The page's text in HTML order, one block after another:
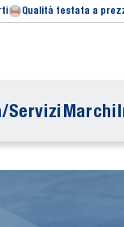
Qualità testata a
ServiziMarchi